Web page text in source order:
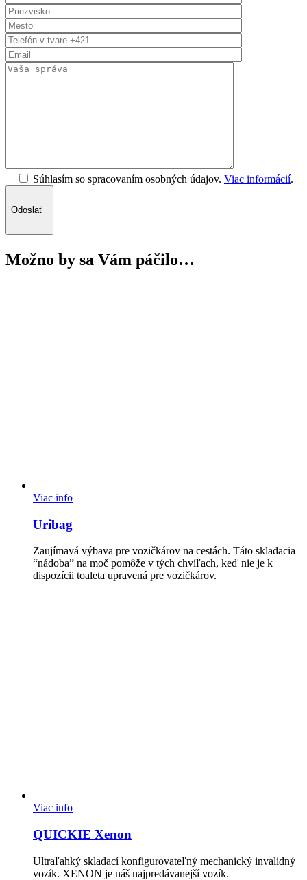
Súhlasím so spracovaním osobných údajov. Viac informácií.
Odoslať
Možno by sa Vám páčilo…
Viac info
Uribag
Zaujímavá výbava pre vozičkárov na cestách. Táto skladacia
“nádoba” na moč pomôže v tých chvíľach, keď nie je k
dispozícii toaleta upravená pre vozičkárov.
Viac info
QUICKIE Xenon
Ultraľahký skladací konfigurovateľný mechanický invalidný
vozík. XENON je náš najpredávanejší vozík.